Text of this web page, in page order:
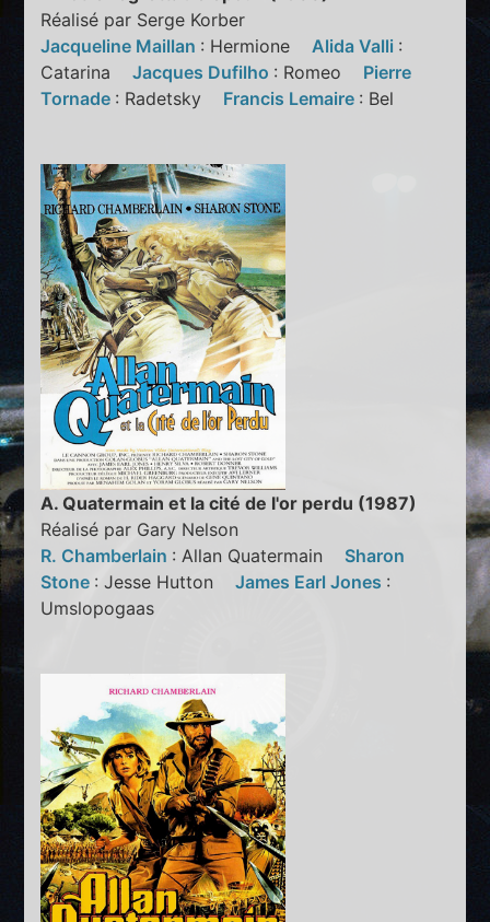
Réalisé par Serge Korber
Jacqueline Maillan : Hermione Alida Valli :
CatarinaJacques Dufilho : Romeo Pierre
Tornade : Radetsky Francis Lemaire : Bel
A. Quatermain et la cité de l'or perdu (1987)
Réalisé par Gary Nelson
R. Chamberlain : Allan Quatermain Sharon
Stone : Jesse HuttonJames Earl Jones :
Umslopogaas